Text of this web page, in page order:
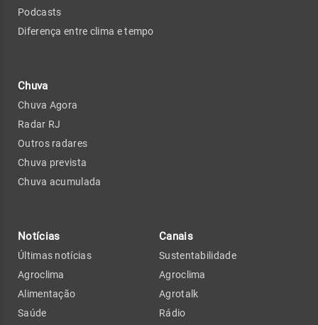
Podcasts
Diferença entre clima e tempo
Chuva
Chuva Agora
Radar RJ
Outros radares
Chuva prevista
Chuva acumulada
Notícias
Últimas notícias
Agroclima
Alimentação
Saúde
Canais
Sustentabilidade
Agroclima
Agrotalk
Rádio